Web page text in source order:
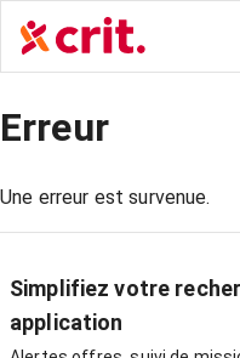
Erreur
Une erreur est survenue.
Simplifiez votre
application